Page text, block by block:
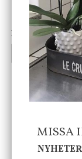
Cloudy kruka
199 kr
INFO KÖP
-20%
MISSA